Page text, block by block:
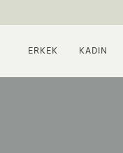
ERKEK KADIN